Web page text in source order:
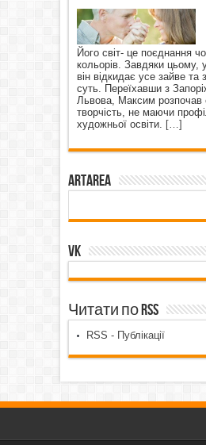
Його світ- це поєднання
кольорів. Завдяки цьому,
він відкидає усе зайве
суть. Переїхавши з
Львова, Максим розпочав
творчість, не маючи
художньої освіти. […]
ArtArea
VK
Читати по RSS
RSS - Публікації